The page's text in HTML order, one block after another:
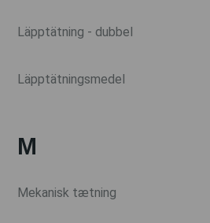
Läpptätning - dubbel
Läpptätningsmedel
M
Mekanisk tætning